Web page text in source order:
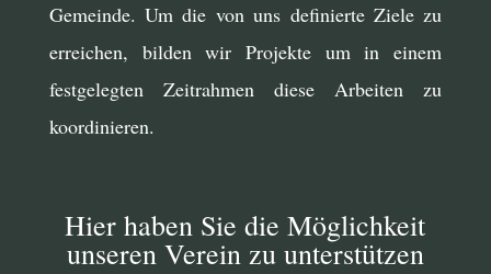
Gemeinde. Um die von uns definierte Ziele zu
erreichen, bilden wir Projekte um in einem
festgelegten Zeitrahmen diese Arbeiten zu
koordinieren.
Hier haben Sie die Möglichkeit
unseren Verein zu unterstützen